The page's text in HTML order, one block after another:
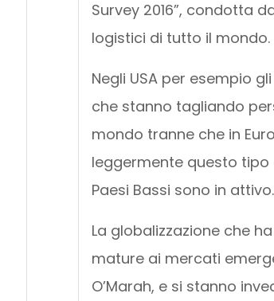
Survey 2016”, condotta
logistici di tutto il mondo.
Negli USA per esempio
che stanno tagliando
mondo tranne che in
leggermente questo tipo
Paesi Bassi sono in attivo.
La globalizzazione che
mature ai mercati
O’Marah, e si stanno